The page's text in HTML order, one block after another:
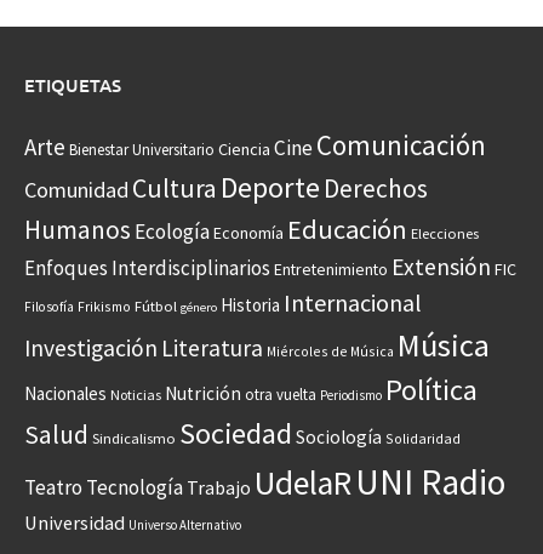
ETIQUETAS
Arte Bienestar Universitario Ciencia CineComunicación
Comunidad Cultura Deporte Derechos
Humanos EcologíaEconomía Educación Elecciones
Enfoques Interdisciplinarios Entretenimiento Extensión FIC
Filosofía Frikismo Fútbol género Historia Internacional
Investigación Literatura Miércoles de Música Música
Nacionales Noticias Nutrición otra vuelta Periodismo Política
Salud Sindicalismo Sociedad Sociología Solidaridad
Teatro Tecnología Trabajo UdelaRUNI Radio
Universidad Universo Alternativo